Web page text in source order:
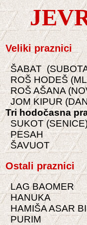
Veliki praznici
ŠABAT
ROŠ HODEŠ
ROŠ AŠANA
JOM KIPUR
Tri hodočasna
SUKOT (
PESAH
ŠAVUOT
Ostali praznici
LAG BAOMER
HANUKA
HAMIŠA ASAR
PURIM